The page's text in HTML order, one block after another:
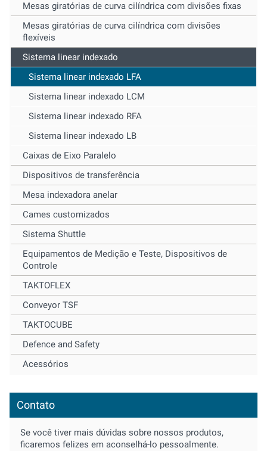
Mesas giratórias de curva cilíndrica com divisões fixas
Mesas giratórias de curva cilíndrica com divisões
flexíveis
Sistema linear indexado
Sistema linear indexado LFA
Sistema linear indexado LCM
Sistema linear indexado RFA
Sistema linear indexado LB
Caixas de Eixo Paralelo
Dispositivos de transferência
Mesa indexadora anelar
Cames customizados
Sistema Shuttle
Equipamentos de Medição e Teste, Dispositivos de
Controle
TAKTOFLEX
Conveyor TSF
TAKTOCUBE
Defence and Safety
Acessórios
Contato
Se você tiver mais dúvidas sobre nossos produtos,
ficaremos felizes em aconselhá-lo pessoalmente.